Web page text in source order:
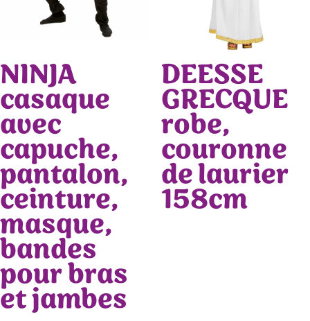
NINJA
casaque
avec
capuche,
pantalon,
ceinture,
masque,
bandes
pour bras
et jambes
DEESSE
GRECQUE
robe,
couronne
de laurier
158cm